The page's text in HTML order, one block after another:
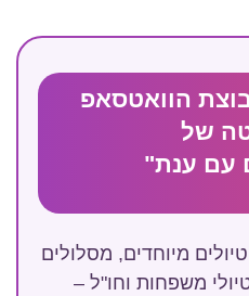
הוואטסאפ
של
עם ענת"
מיוחדים, מסלולים
משפחות וחו"ל –